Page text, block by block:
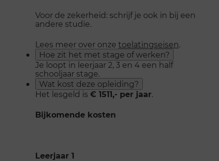
Voor de zekerheid: schrijf je ook in bij een
andere studie.
Lees meer over onze toelatingseisen.
Hoe zit het met stage of werken?
Je loopt in leerjaar 2, 3 en 4 een half
schooljaar stage.
Wat kost deze opleiding?
Het lesgeld is € 1511,- per jaar.
Bijkomende kosten
Leerjaar 1